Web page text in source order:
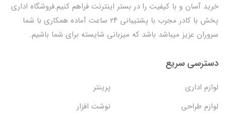
خرید آسان و با کیفیت را در بستر اینترنت فراهم کنیم.فروشگاه اداری
پخش با کادر مجرب با پشتیبانی ۲۴ ساعت آماده همکاری با شما
سروران عزیز میباشد باشد که میزبانی شایسته برای شما باشیم.
دسترسی سریع
لوازم اداری
پرینتر
لوازم طراحی
نوشت افزار